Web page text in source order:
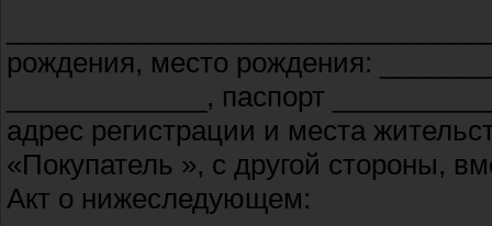
рождения, место рождения:
_____________, паспорт
адрес регистрации и места
«Покупатель », с другой стороны,
Акт о нижеследующем: